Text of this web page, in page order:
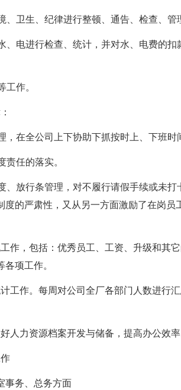
、卫生、纪律进行整顿、通告、检查、管
、电进行检查、统计，并对水、电费的
工作。
，在全公司上下协助下抓按时上、下班时
责任的落实。
、放行条管理，对不履行请假手续或未
度的严肃性，又从另一方面激励了在岗
作，包括：优秀员工、工资、升级和其
项工作。
工作。每周对公司全厂各部门人数进行
人力资源档案开发与储备，提高办公效率
事务、总务方面